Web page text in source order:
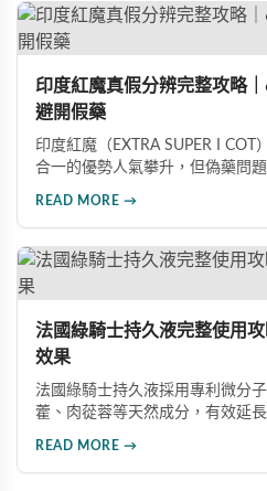
印度紅魔真假分辨完整攻略
避開假藥
印度紅魔（EXTRA SUPER I
合一的優勢人氣攀升，但偽藥問
READ MORE →
法國綠騎士持久液完整使用
效果
法國綠騎士持久液採用專利微分
藿、肉蓯蓉等天然成分，有效延
READ MORE →